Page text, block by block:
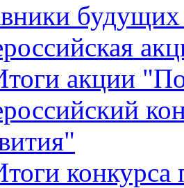
акции
конкурса